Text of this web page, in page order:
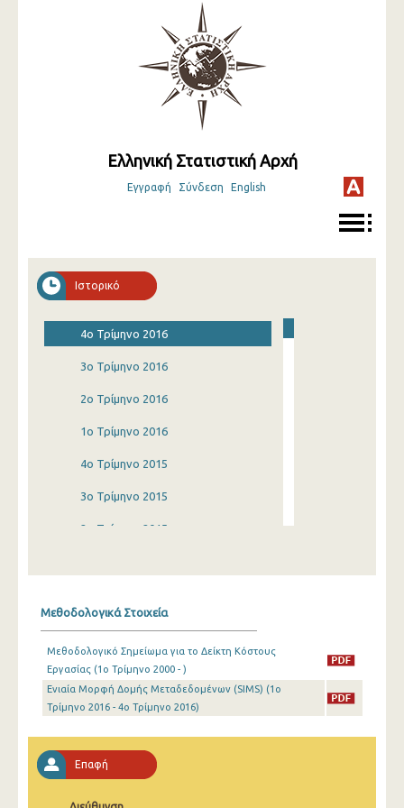
Ελληνική Στατιστική Αρχή
Εγγραφή Σύνδεση English
Ιστορικό
4o Τρίμηνο 2016
3o Τρίμηνο 2016
2o Τρίμηνο 2016
1o Τρίμηνο 2016
4o Τρίμηνο 2015
3o Τρίμηνο 2015
2o Τρίμηνο 2015
2o Τρίμηνο 2014
1o Τρίμηνο 2014
3o Τρίμηνο 2013
Μεθοδολογικά Στοιχεία
Μεθοδολογικό Σημείωμα για το Δείκτη Κόστους
Εργασίας (1o Τρίμηνο 2000 - )
Ενιαία Μορφή Δομής Μεταδεδομένων (SIMS) (1o
Τρίμηνο 2016 - 4o Τρίμηνο 2016)
Επαφή